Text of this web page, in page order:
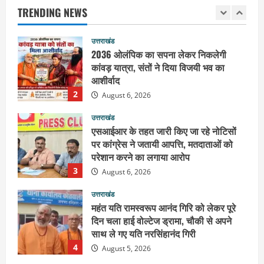
TRENDING NEWS
2
3
उत्तराखंड
एसआईआर के तहत जारी किए जा रहे नोटिसों
पर कांग्रेस ने जतायी आपत्ति, मतदाताओं को
परेशान करने का लगाया आरोप
August 6, 2026
4
उत्तराखंड
महंत यति रामस्वरूप आनंद गिरि को लेकर पूरे
दिन चला हाई वोल्टेज ड्रामा, चौकी से अपने
साथ ले गए यति नरसिंहानंद गिरी
August 5, 2026
5
उत्तराखंड
जिला जेल में गूंजा मां गंगा का महिमा गान,
संगीतमय कथा से कैदियों को मिला आध्यात्मिक
संदेश
August 5, 2026